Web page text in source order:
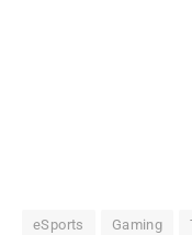
eSports Gaming